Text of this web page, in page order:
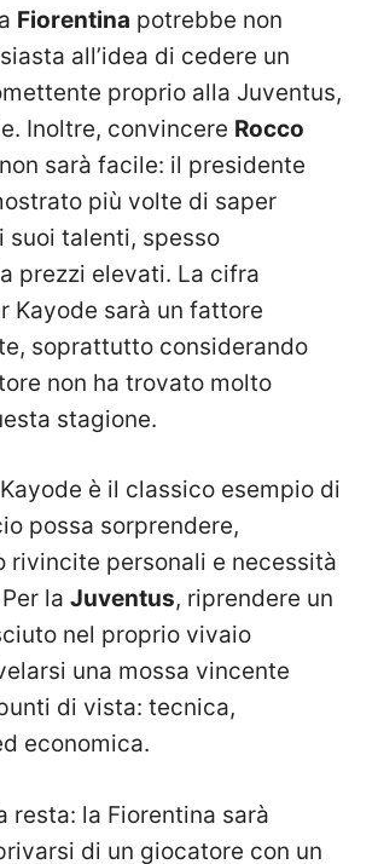
Fiorentina potrebbe non
all’idea di cedere un
proprio alla Juventus,
Inoltre, convincere Rocco
non sarà facile: il presidente
più volte di saper
suoi talenti, spesso
prezzi elevati. La cifra
Kayode sarà un fattore
soprattutto considerando
non ha trovato molto
stagione.
è il classico esempio di
possa sorprendere,
rivincite personali e necessità
la Juventus, riprendere un
nel proprio vivaio
una mossa vincente
di vista: tecnica,
economica.
resta: la Fiorentina sarà
di un giocatore con un